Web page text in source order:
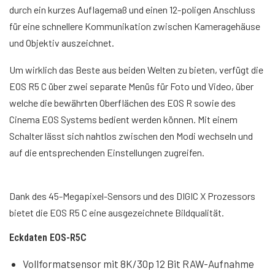
durch ein kurzes Auflagemaß und einen 12-poligen Anschluss
für eine schnellere Kommunikation zwischen Kameragehäuse
und Objektiv auszeichnet.
Um wirklich das Beste aus beiden Welten zu bieten, verfügt die
EOS R5 C über zwei separate Menüs für Foto und Video, über
welche die bewährten Oberflächen des EOS R sowie des
Cinema EOS Systems bedient werden können. Mit einem
Schalter lässt sich nahtlos zwischen den Modi wechseln und
auf die entsprechenden Einstellungen zugreifen.
Dank des 45-Megapixel-Sensors und des DIGIC X Prozessors
bietet die EOS R5 C eine ausgezeichnete Bildqualität.
Eckdaten EOS-R5C
Vollformatsensor mit 8K/30p 12 Bit RAW-Aufnahme